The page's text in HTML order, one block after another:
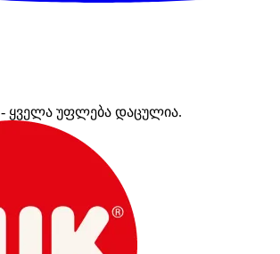
- ყველა უფლება დაცულია.